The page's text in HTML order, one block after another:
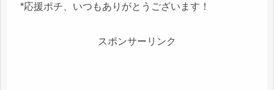
*応援ポチ、いつもありがとうございます！
スポンサーリンク